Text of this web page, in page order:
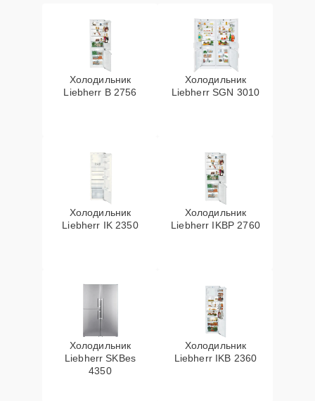
Холодильник
Liebherr B 2756
Холодильник
Liebherr SGN 3010
Холодильник
Liebherr IK 2350
Холодильник
Liebherr IKBP 2760
Холодильник
Liebherr SKBes
4350
Холодильник
Liebherr IKB 2360